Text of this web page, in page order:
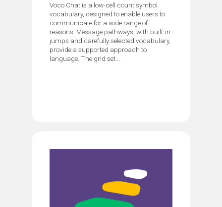
Voco Chat is a low-cell count symbol
vocabulary, designed to enable users to
communicate for a wide range of
reasons. Message pathways, with built-in
jumps and carefully selected vocabulary,
provide a supported approach to
language. The grid set...